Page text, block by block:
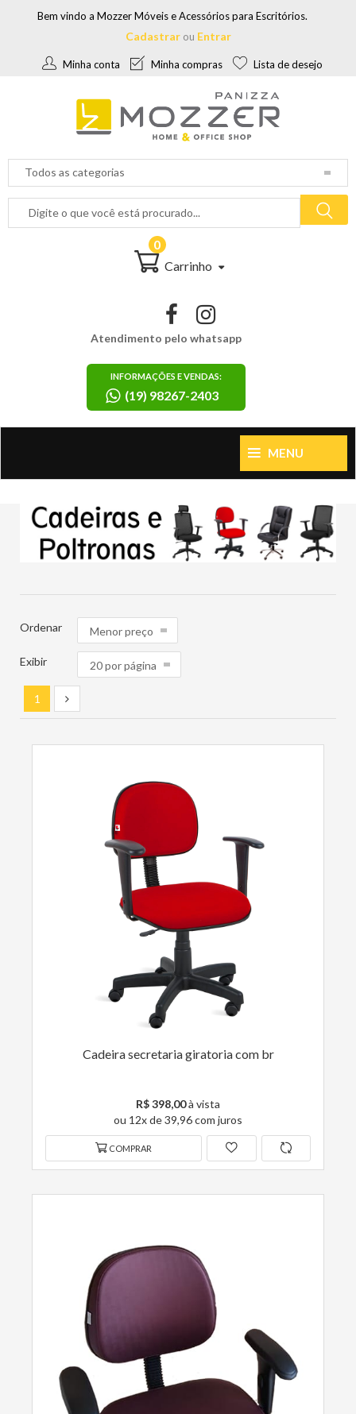
Bem vindo a Mozzer Móveis e Acessórios para Escritórios.
Cadastrarou Entrar
Minha conta Minha compras Lista de desejo
Carrinho
0
Atendimento pelo whatsapp
INFORMAÇÕES E VENDAS:
(19) 98267-2403
MENU
Ordenar
Exibir
1
Cadeira secretaria giratoria com br
R$ 398,00à vista
ou 12x de 39,96 com juros
COMPRAR